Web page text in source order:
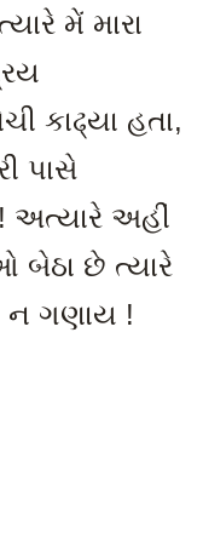
મેં મારા
કાઢ્યા હતા,
પાસે
અત્યારે અહીં
બેઠા છે ત્યારે
ન ગણાય !